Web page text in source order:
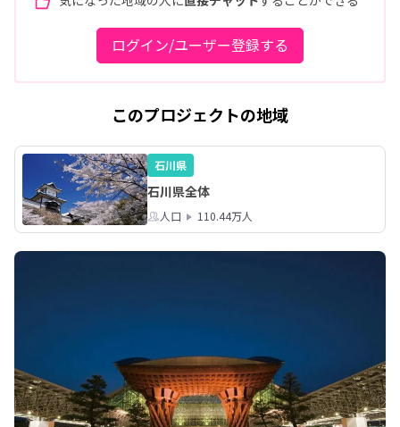
ログイン/ユーザー登録する
このプロジェクトの地域
石川県
石川県全体
人口 110.44万人